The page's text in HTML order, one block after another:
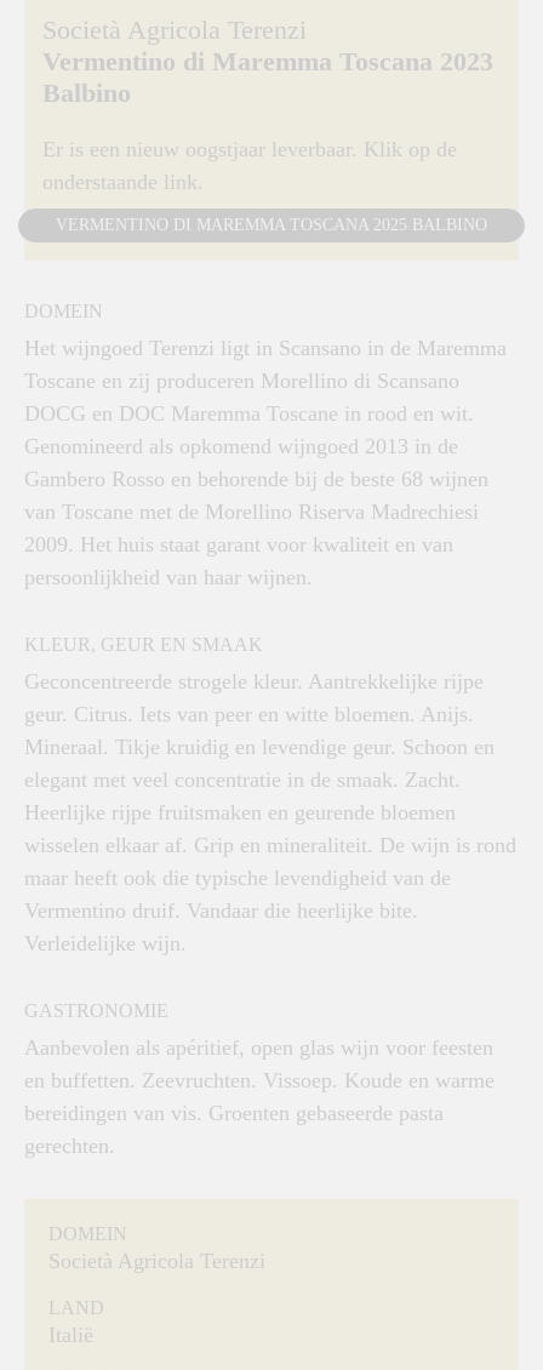
Società Agricola Terenzi
Vermentino di Maremma Toscana 2023
Balbino
Er is een nieuw oogstjaar leverbaar. Klik op de
onderstaande link.
VERMENTINO DI MAREMMA TOSCANA 2025 BALBINO
DOMEIN
Het wijngoed Terenzi ligt in Scansano in de Maremma
Toscane en zij produceren Morellino di Scansano
DOCG en DOC Maremma Toscane in rood en wit.
Genomineerd als opkomend wijngoed 2013 in de
Gambero Rosso en behorende bij de beste 68 wijnen
van Toscane met de Morellino Riserva Madrechiesi
2009. Het huis staat garant voor kwaliteit en van
persoonlijkheid van haar wijnen.
KLEUR, GEUR EN SMAAK
Geconcentreerde strogele kleur. Aantrekkelijke rijpe
geur. Citrus. Iets van peer en witte bloemen. Anijs.
Mineraal. Tikje kruidig en levendige geur. Schoon en
elegant met veel concentratie in de smaak. Zacht.
Heerlijke rijpe fruitsmaken en geurende bloemen
wisselen elkaar af. Grip en mineraliteit. De wijn is rond
maar heeft ook die typische levendigheid van de
Vermentino druif. Vandaar die heerlijke bite.
Verleidelijke wijn.
GASTRONOMIE
Aanbevolen als apéritief, open glas wijn voor feesten
en buffetten. Zeevruchten. Vissoep. Koude en warme
bereidingen van vis. Groenten gebaseerde pasta
gerechten.
DOMEIN
Società Agricola Terenzi
LAND
Italië